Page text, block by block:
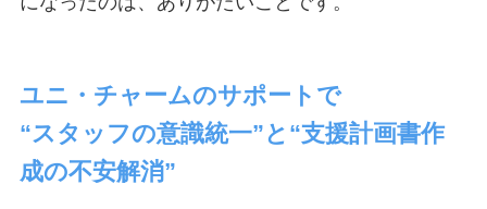
ユニ・チャームのサポートで
“スタッフの意識統一”と“支援計画書作
成の不安解消”